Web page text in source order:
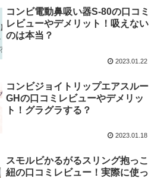
コンビ電動鼻吸い器S-80の口コミ
レビューやデメリット！吸えない
のは本当？
2023.01.22
コンビジョイトリップエアスルー
GHの口コミレビューやデメリッ
ト！グラグラする？
2023.01.18
スモルビかるがるスリング抱っこ
紐の口コミレビュー！実際に使っ